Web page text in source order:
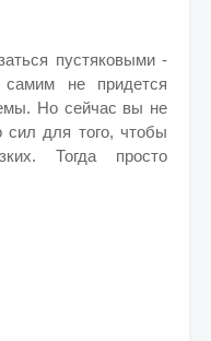
пустяковыми -
не придется
Но сейчас вы не
сил для того, чтобы
Тогда просто